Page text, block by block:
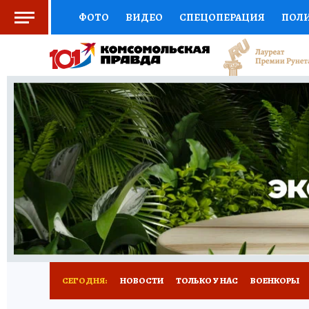
ФОТО ВИДЕО СПЕЦОПЕРАЦИЯ
СОЦПОДДЕРЖКА НАУКА СПОРТ
ВЫБОР ЭКСПЕРТОВ ДОКТОР
КНИЖНАЯ ПОЛКА ПРОГНОЗЫ НА СПОРТ
ПРЕСС-ЦЕНТР НЕДВИЖИМОСТЬ
РАДИО КП РЕКЛАМА ОБЪЯВЛЕНИЯ
СЕГОДНЯ: НОВОСТИ ТОЛЬКО У НАС ВОЕНКОРЫ